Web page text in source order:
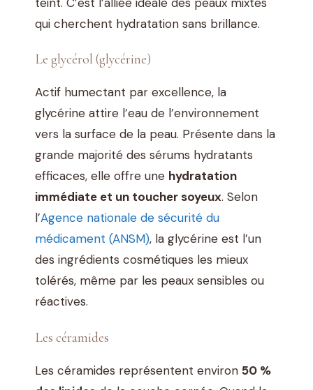
qui cherchent hydratation sans brillance.
Le glycérol (glycérine)
Actif humectant par excellence, la
glycérine attire l’eau de l’environnement
vers la surface de la peau. Présente dans la
grande majorité des sérums hydratants
efficaces, elle offre une hydratation
immédiate et un toucher soyeux. Selon
l’Agence nationale de sécurité du
médicament (ANSM), la glycérine est l’un
des ingrédients cosmétiques les mieux
tolérés, même par les peaux sensibles ou
réactives.
Les céramides
Les céramides représentent environ 50 %